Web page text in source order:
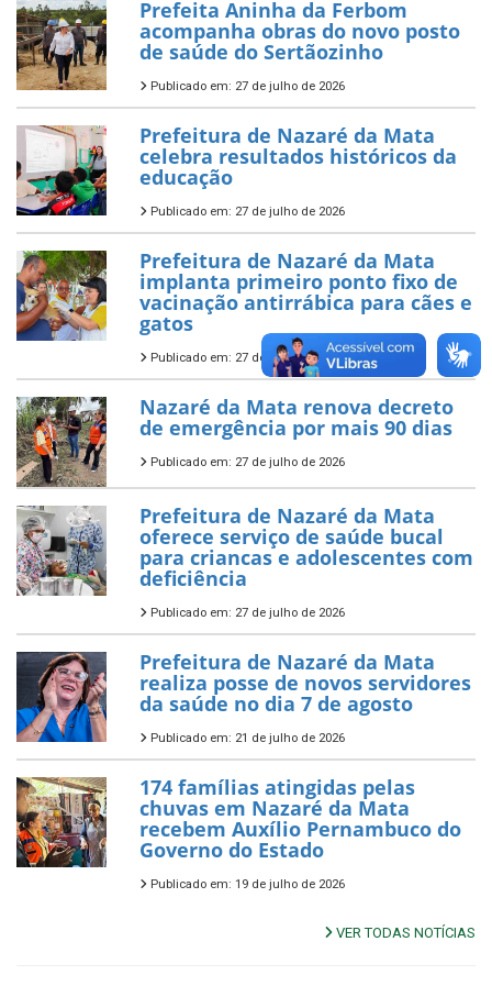
Prefeita Aninha da Ferbom
acompanha obras do novo posto
de saúde do Sertãozinho
Publicado em: 27 de julho de 2026
Prefeitura de Nazaré da Mata
celebra resultados históricos da
educação
Publicado em: 27 de julho de 2026
Prefeitura de Nazaré da Mata
implanta primeiro ponto fixo de
vacinação antirrábica para cães e
gatos
Publicado em: 27 de julho de 2026
Nazaré da Mata renova decreto
de emergência por mais 90 dias
Publicado em: 27 de julho de 2026
Prefeitura de Nazaré da Mata
oferece serviço de saúde bucal
para criancas e adolescentes com
deficiência
Publicado em: 27 de julho de 2026
Prefeitura de Nazaré da Mata
realiza posse de novos servidores
da saúde no dia 7 de agosto
Publicado em: 21 de julho de 2026
174 famílias atingidas pelas
chuvas em Nazaré da Mata
recebem Auxílio Pernambuco do
Governo do Estado
Publicado em: 19 de julho de 2026
VER TODAS NOTÍCIAS